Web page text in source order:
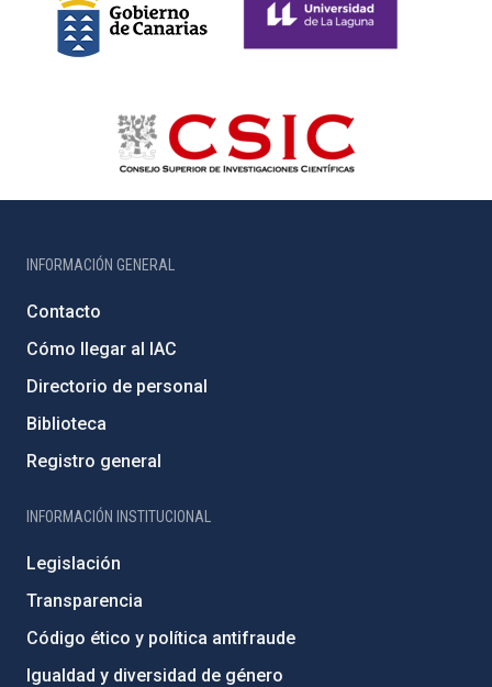
INFORMACIÓN GENERAL
Contacto
Cómo llegar al IAC
Directorio de personal
Biblioteca
Registro general
INFORMACIÓN INSTITUCIONAL
Legislación
Transparencia
Código ético y política antifraude
Igualdad y diversidad de género